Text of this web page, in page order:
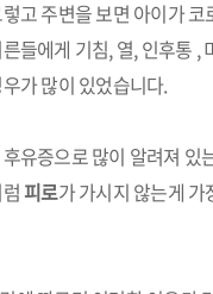
고 주변을 보면 아이가
들에게 기침, 열, 인후통
가 많이 있었습니다.
유증으로 많이 알려져 있
피로가 가시지 않는게